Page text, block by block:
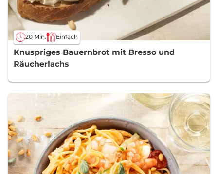
20 Min. Einfach
Knuspriges Bauernbrot mit Bresso und
Räucherlachs